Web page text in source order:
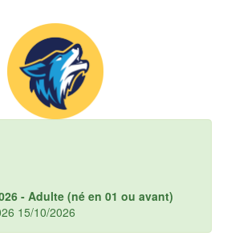
- Adulte (né en 01 ou avant)
15/10/2026